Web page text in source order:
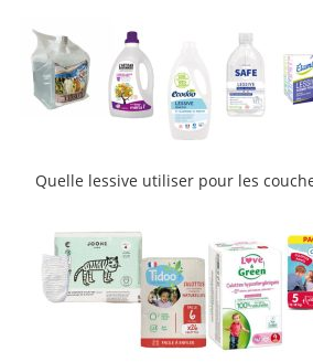
Quelle lessive utiliser pour les